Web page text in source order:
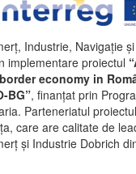
Industrie, Navigație
implementare proiectul
economy in
BG”, finanțat prin
Parteneriatul
care are calitate de
și Industrie Dobrich